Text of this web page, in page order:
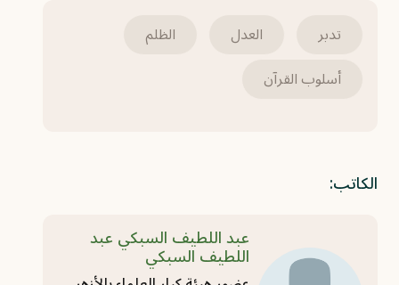
تدبر العدل
الظلم
أسلوب القرآن
الكاتب:
عبد اللطيف السبكي عبد
اللطيف السبكي